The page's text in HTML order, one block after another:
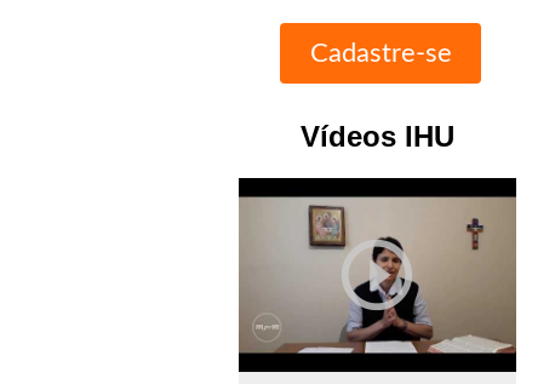
Vídeos IHU
play_circle_outline